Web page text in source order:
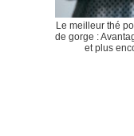
Le meilleur thé
de gorge :
et plus